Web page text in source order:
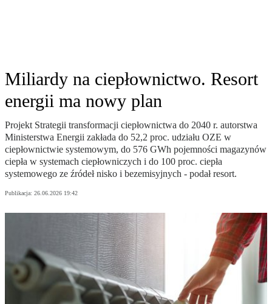
Miliardy na ciepłownictwo. Resort
energii ma nowy plan
Projekt Strategii transformacji ciepłownictwa do 2040 r. autorstwa
Ministerstwa Energii zakłada do 52,2 proc. udziału OZE w
ciepłownictwie systemowym, do 576 GWh pojemności magazynów
ciepła w systemach ciepłowniczych i do 100 proc. ciepła
systemowego ze źródeł nisko i bezemisyjnych - podał resort.
Publikacja: 26.06.2026 19:42